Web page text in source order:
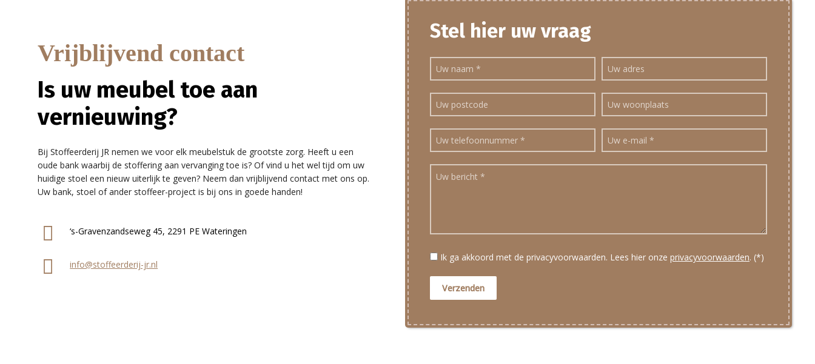
Vrijblijvend contact
Is uw meubel toe aan
vernieuwing?
Bij Stoffeerderij JR nemen we voor elk meubelstuk de grootste zorg. Heeft u een
oude bank waarbij de stoffering aan vervanging toe is? Of vind u het wel tijd om uw
huidige stoel een nieuw uiterlijk te geven? Neem dan vrijblijvend contact met ons op.
Uw bank, stoel of ander stoffeer-project is bij ons in goede handen!
‘s-Gravenzandseweg 45, 2291 PE Wateringen
info@stoffeerderij-jr.nl
Stel hier uw vraag
Ik ga akkoord met de privacyvoorwaarden. Lees hier onze privacyvoorwaarden. (*)